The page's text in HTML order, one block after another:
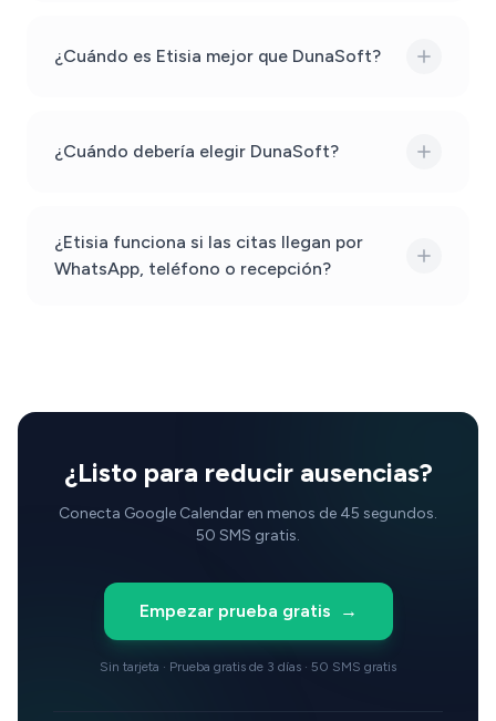
¿Cuándo es Etisia mejor que DunaSoft?
¿Cuándo debería elegir DunaSoft?
¿Etisia funciona si las citas llegan por
WhatsApp, teléfono o recepción?
¿Listo para reducir ausencias?
Conecta Google Calendar en menos de 45 segundos.
50 SMS gratis.
Empezar prueba gratis →
Sin tarjeta · Prueba gratis de 3 días · 50 SMS gratis